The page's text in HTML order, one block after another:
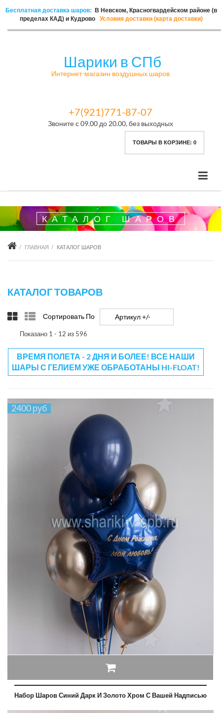
Бесплатная доставка шаров:
В Невском, Красногвардейском районе (в
пределах КАД) и Кудрово
Условия доставки (карта доставки)
Шарики в СПб
Интернет-магазин воздушных шаров
+7(921)771-87-07
Звоните с 09.00 до 20.00, без выходных
ТОВАРЫ В КОРЗИНЕ: 0
КАТАЛОГ ШАРОВ
ГЛАВНАЯ КАТАЛОГ ШАРОВ
КАТАЛОГ ТОВАРОВ
Сортировать По Артикул +/-
Показано 1 - 12 из 596
ВРЕМЯ ПОЛЕТА - 2 ДНЯ И БОЛЕЕ! ВСЕ НАШИ
ШАРЫ С ГЕЛИЕМ УЖЕ ОБРАБОТАНЫ HI-FLOAT!
2400 руб
Набор Шаров Синий Дарк И Золото Хром С Вашей Надписью